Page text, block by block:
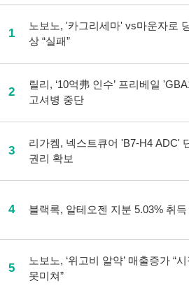
1
노보노, '카그리세마' vs마운자로
상 “실패”
2
릴리, ‘10억弗 인수’ 프리베일
고셔병 중단
3
리가켐, 넥스트큐어 'B7-H4 ADC'
권리 확보
4 블랙록, 알테오젠 지분 5.03% 취득
5
노보노, ‘위고비 알약’ 매출증가 “
못미쳐”